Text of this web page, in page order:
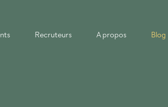
Recruteurs A propos Blog